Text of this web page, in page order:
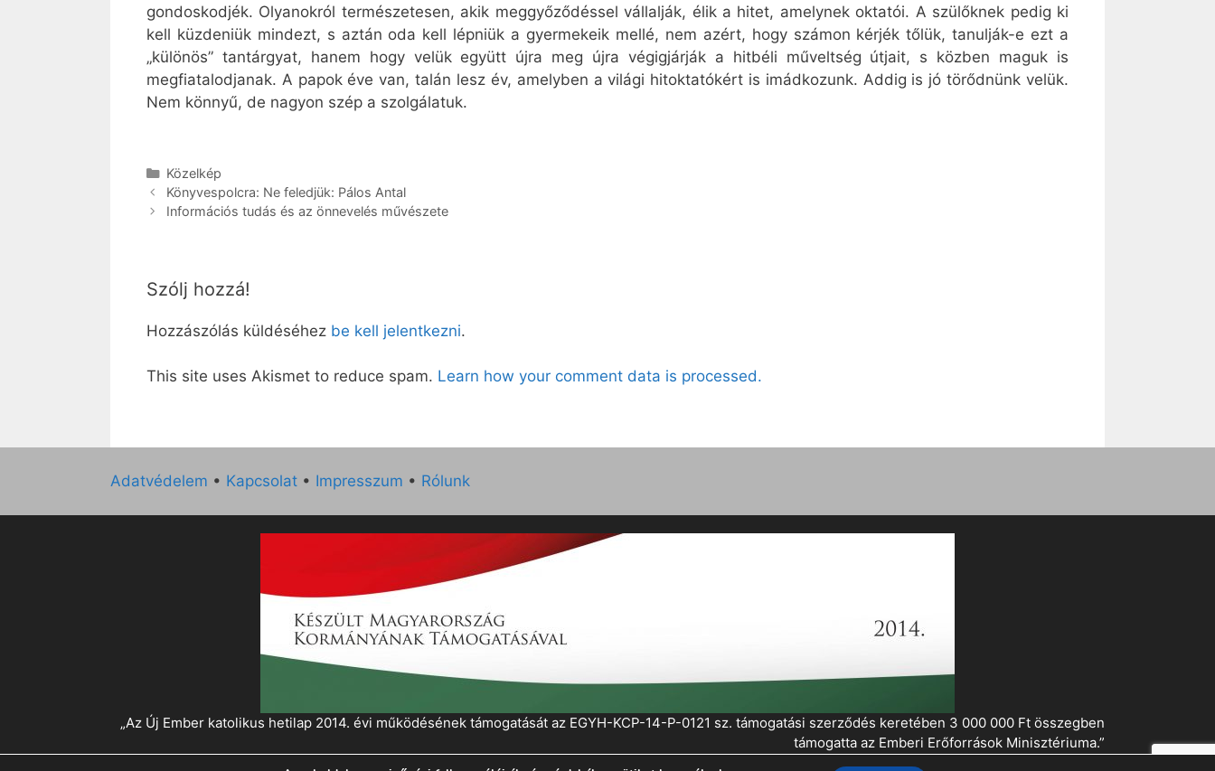
gondoskodjék. Olyanokról természetesen, akik meggyőződéssel vállalják, élik a hitet, amelynek oktatói. A szülőknek pedig ki
kell küzdeniük mindezt, s aztán oda kell lépniük a gyermekeik mellé, nem azért, hogy számon kérjék tőlük, tanulják-e ezt a
„különös” tantárgyat, hanem hogy velük együtt újra meg újra végigjárják a hitbéli műveltség útjait, s közben maguk is
megfiatalodjanak. A papok éve van, talán lesz év, amelyben a világi hitoktatókért is imádkozunk. Addig is jó törődnünk velük.
Nem könnyű, de nagyon szép a szolgálatuk.
Kategória
Közelkép
Könyvespolcra: Ne feledjük: Pálos Antal
Információs tudás és az önnevelés művészete
Szólj hozzá!
Hozzászólás küldéséhez be kell jelentkezni.
This site uses Akismet to reduce spam. Learn how your comment data is processed.
Adatvédelem • Kapcsolat • Impresszum • Rólunk
„Az Új Ember katolikus hetilap 2014. évi működésének támogatását az EGYH-KCP-14-P-0121 sz. támogatási szerződés keretében 3 000 000 Ft összegben
támogatta az Emberi Erőforrások Minisztériuma.”